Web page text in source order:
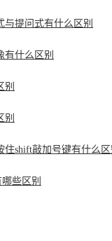
提问式有什么区别
有什么区别
别
别
住shift敲加号键有什么区
哪些区别